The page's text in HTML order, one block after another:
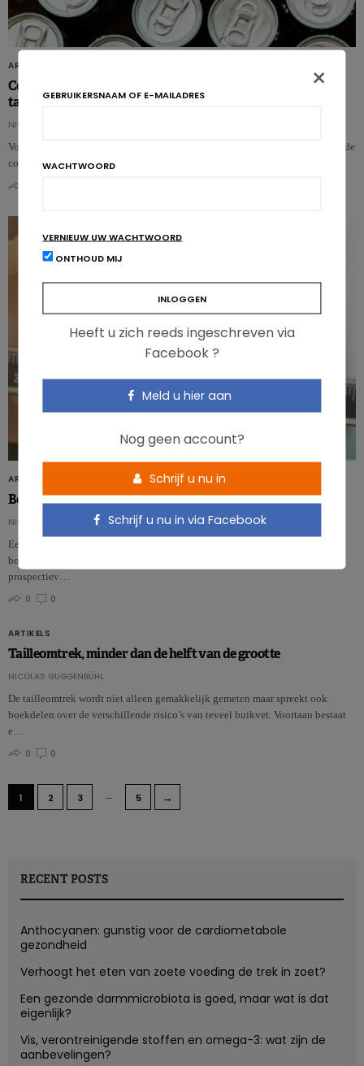
ARTIKELS
Consumptie lightfrisdrank geassocieerd met hogere
tailleomtrek bij senioren
NICOLAS GUGGENBÜHL
Volgens een nieuwe studie van de universiteit van San Antonio in Texas zou de
consumptie van lightfrisdrank geassocieerd zijn met een grotere toename…
ARTIKELS
Borstkanker: BMI grotere risicofactor dan tailleomtrek
NICOLAS GUGGENBÜHL
Een grote tailleomtrek wordt geassocieerd met een verhoogd risico op
borstkanker, maar niet los van de Body Mass Index (BMI). Dat blijkt uit een
prospectiev…
0
0
ARTIKELS
Tailleomtrek, minder dan de helft van de grootte
NICOLAS GUGGENBÜHL
De tailleomtrek wordt niet alleen gemakkelijk gemeten maar spreekt ook
boekdelen over de verschillende risico’s van teveel buikvet. Voortaan bestaat
e…
0
0
1 2 3 … 5 →
RECENT POSTS
Anthocyanen: gunstig voor de cardiometabole
gezondheid
Verhoogt het eten van zoete voeding de trek in zoet?
Een gezonde darmmicrobiota is goed, maar wat is dat
eigenlijk?
Vis, verontreinigende stoffen en omega-3: wat zijn de
aanbevelingen?
×
GEBRUIKERSNAAM OF E-MAILADRES
WACHTWOORD
VERNIEUW UW WACHTWOORD
ONTHOUD MIJ
Heeft u zich reeds ingeschreven via
Facebook ?
Meld u hier aan
Nog geen account?
Schrijf u nu in
Schrijf u nu in via Facebook